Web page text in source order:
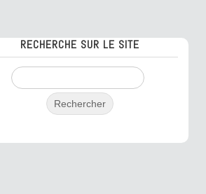
RECHERCHE SUR LE SITE